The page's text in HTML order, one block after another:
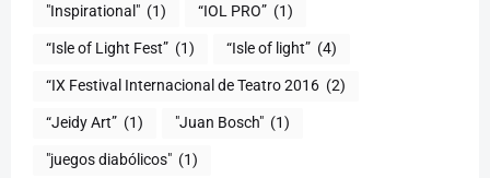
"Inspirational" (1) “IOL PRO” (1)
“Isle of Light Fest” (1) “Isle of light” (4)
“IX Festival Internacional de Teatro 2016 (2)
“Jeidy Art” (1) "Juan Bosch" (1)
"juegos diabólicos" (1)